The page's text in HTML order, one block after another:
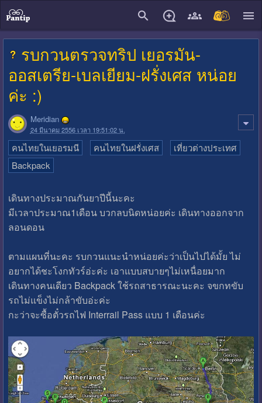
รบกวนตรวจทริป เยอรมัน-
ออสเตรีย-เบลเยียม-ฝรั่งเศส หน่อย
ค่ะ :)
Meridian
24 มีนาคม 2556 เวลา 19:51:02 น.
คนไทยในเยอรมนี คนไทยในฝรั่งเศส
เที่ยวต่างประเทศ
Backpack
เดินทางประมาณกันยาปีนี้นะคะ
มีเวลาประมาณ1เดือน บวกลบนิดหน่อยค่ะ เดินทางออกจาก
ลอนดอน
ตามแผนที่นะคะ รบกวนแนะนำหน่อยค่ะว่าเป็นไปได้มั้ย ไม่
อยากได้ชะโงกทัวร์อ่ะค่ะ เอาแบบสบายๆไม่เหนื่อยมาก
เดินทางคนเดียว Backpack ใช้รถสาธารณะนะคะ จขกทขับ
รถไม่แข็งไม่กล้าขับอ่ะค่ะ
กะว่าจะซื้อตั๋วรถไฟ Interrail Pass แบบ 1 เดือนค่ะ
close